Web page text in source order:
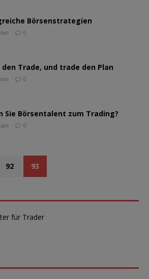
Börsenstrategien
0
den Trade, und trade den Plan
0
Sie Börsentalent zum Trading?
0
92 93
für Trader